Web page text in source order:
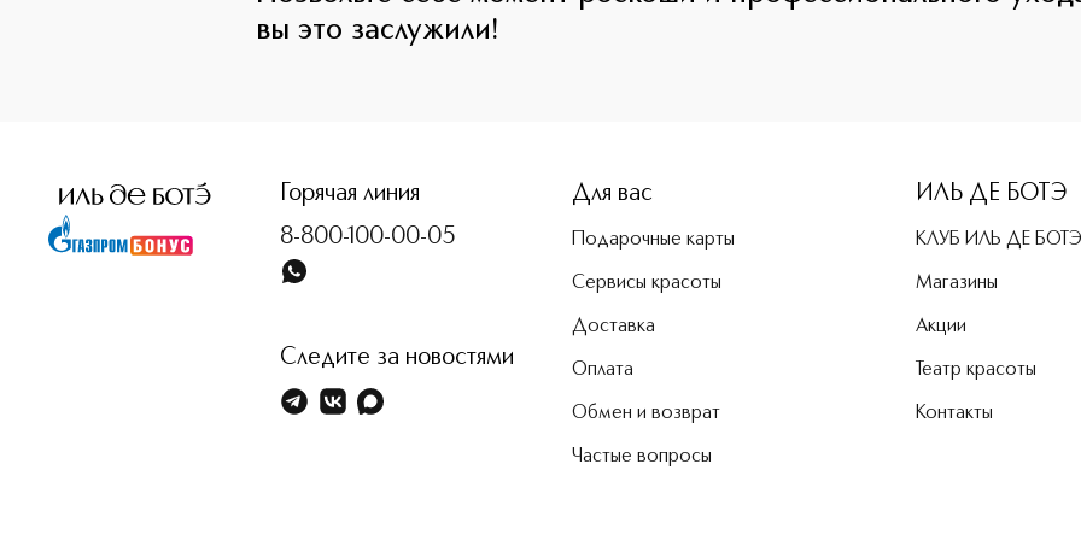
вы это заслужили!
Горячая линия
8-800-100-00-05
Следите за новостями
Для вас
Подарочные карты
Сервисы красоты
Доставка
Оплата
Обмен и возврат
Частые вопросы
ИЛЬ ДЕ БОТЭ
КЛУБ ИЛЬ ДЕ БОТЭ
Магазины
Акции
Театр красоты
Контакты